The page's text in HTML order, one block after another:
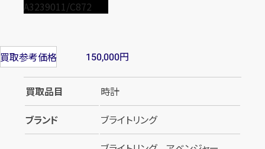
買取参考価格 150,000円
買取品目
時計
ブランド
ブライトリング